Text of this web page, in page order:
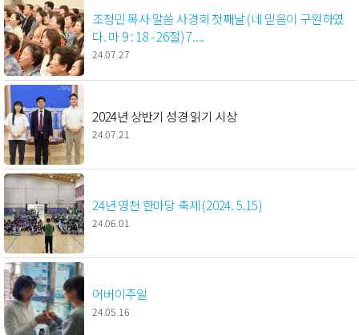
조정민 목사 말씀 사경회 첫째날 (네 믿음이 구원하였
다. 마 9 : 18 - 26절) 7....
24.07.27
2024년 상반기 성경 읽기 시상
24.07.21
24년 영천 한마당 축제 (2024. 5.15)
24.06.01
어버이주일
24.05.16